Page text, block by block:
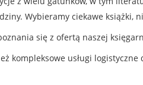
Wybieramy ciekawe książki,
się z ofertą naszej
kompleksowe usługi logistyczne